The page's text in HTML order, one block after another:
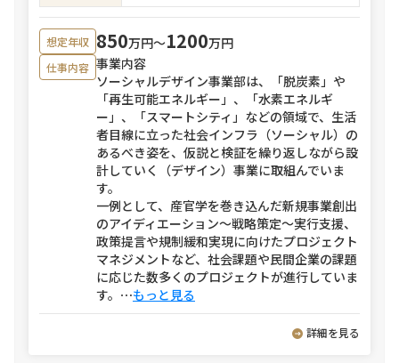
想定年収 850万円〜1200万円
仕事内容 事業内容
ソーシャルデザイン事業部は、「脱炭素」や
「再生可能エネルギー」、「水素エネルギ
ー」、「スマートシティ」などの領域で、生活
者目線に立った社会インフラ（ソーシャル）の
あるべき姿を、仮説と検証を繰り返しながら設
計していく（デザイン）事業に取組んでいま
す。
一例として、産官学を巻き込んだ新規事業創出
のアイディエーション～戦略策定～実行支援、
政策提言や規制緩和実現に向けたプロジェクト
マネジメントなど、社会課題や民間企業の課題
に応じた数多くのプロジェクトが進行していま
す。 ⋯もっと見る
詳細を見る